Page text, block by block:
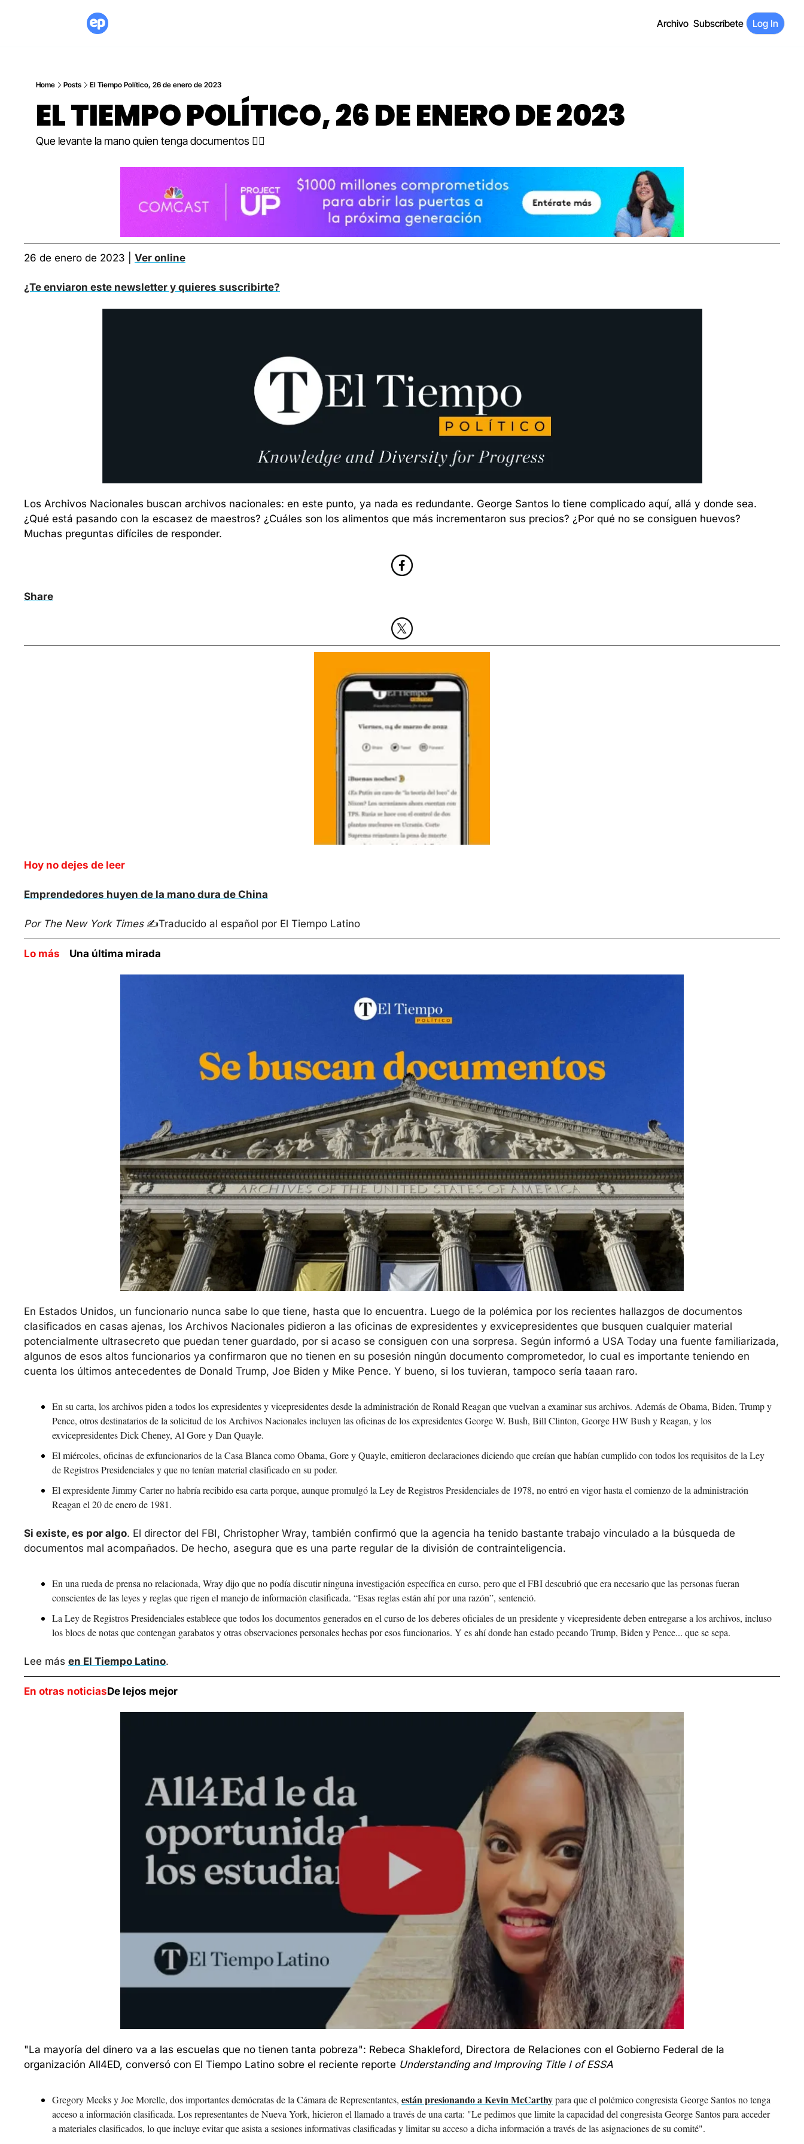
Archivo Subscríbete Log In
Home Posts El Tiempo Político, 26 de enero de 2023
EL TIEMPO POLÍTICO, 26 DE ENERO DE 2023
Que levante la mano quien tenga documentos 🙋‍♂️
26 de enero de 2023 | Ver online
¿Te enviaron este newsletter y quieres suscribirte?
Los Archivos Nacionales buscan archivos nacionales: en este punto, ya nada es redundante. George Santos lo tiene complicado aquí, allá y donde sea.
¿Qué está pasando con la escasez de maestros? ¿Cuáles son los alimentos que más incrementaron sus precios? ¿Por qué no se consiguen huevos?
Muchas preguntas difíciles de responder.
Share
Hoy no dejes de leer
Emprendedores huyen de la mano dura de China
Por The New York Times ✍️Traducido al español por El Tiempo Latino
Lo más Una última mirada
En Estados Unidos, un funcionario nunca sabe lo que tiene, hasta que lo encuentra. Luego de la polémica por los recientes hallazgos de documentos
clasificados en casas ajenas, los Archivos Nacionales pidieron a las oficinas de expresidentes y exvicepresidentes que busquen cualquier material
potencialmente ultrasecreto que puedan tener guardado, por si acaso se consiguen con una sorpresa. Según informó a USA Today una fuente familiarizada,
algunos de esos altos funcionarios ya confirmaron que no tienen en su posesión ningún documento comprometedor, lo cual es importante teniendo en
cuenta los últimos antecedentes de Donald Trump, Joe Biden y Mike Pence. Y bueno, si los tuvieran, tampoco sería taaan raro.
En su carta, los archivos piden a todos los expresidentes y vicepresidentes desde la administración de Ronald Reagan que vuelvan a examinar sus archivos. Además de Obama, Biden, Trump y
Pence, otros destinatarios de la solicitud de los Archivos Nacionales incluyen las oficinas de los expresidentes George W. Bush, Bill Clinton, George HW Bush y Reagan, y los
exvicepresidentes Dick Cheney, Al Gore y Dan Quayle.
El miércoles, oficinas de exfuncionarios de la Casa Blanca como Obama, Gore y Quayle, emitieron declaraciones diciendo que creían que habían cumplido con todos los requisitos de la Ley
de Registros Presidenciales y que no tenían material clasificado en su poder.
El expresidente Jimmy Carter no habría recibido esa carta porque, aunque promulgó la Ley de Registros Presidenciales de 1978, no entró en vigor hasta el comienzo de la administración
Reagan el 20 de enero de 1981.
Si existe, es por algo. El director del FBI, Christopher Wray, también confirmó que la agencia ha tenido bastante trabajo vinculado a la búsqueda de
documentos mal acompañados. De hecho, asegura que es una parte regular de la división de contrainteligencia.
En una rueda de prensa no relacionada, Wray dijo que no podía discutir ninguna investigación específica en curso, pero que el FBI descubrió que era necesario que las personas fueran
conscientes de las leyes y reglas que rigen el manejo de información clasificada. “Esas reglas están ahí por una razón”, sentenció.
La Ley de Registros Presidenciales establece que todos los documentos generados en el curso de los deberes oficiales de un presidente y vicepresidente deben entregarse a los archivos, incluso
los blocs de notas que contengan garabatos y otras observaciones personales hechas por esos funcionarios. Y es ahí donde han estado pecando Trump, Biden y Pence... que se sepa.
Lee más en El Tiempo Latino.
En otras noticiasDe lejos mejor
"La mayoría del dinero va a las escuelas que no tienen tanta pobreza": Rebeca Shakleford, Directora de Relaciones con el Gobierno Federal de la
organización All4ED, conversó con El Tiempo Latino sobre el reciente reporte Understanding and Improving Title I of ESSA
Gregory Meeks y Joe Morelle, dos importantes demócratas de la Cámara de Representantes, están presionando a Kevin McCarthy para que el polémico congresista George Santos no tenga
acceso a información clasificada. Los representantes de Nueva York, hicieron el llamado a través de una carta: "Le pedimos que limite la capacidad del congresista George Santos para acceder
a materiales clasificados, lo que incluye evitar que asista a sesiones informativas clasificadas y limitar su acceso a dicha información a través de las asignaciones de su comité".